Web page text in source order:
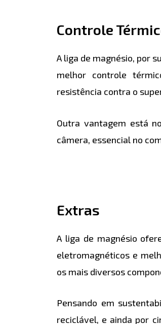
Controle
A liga de magnésio, por
melhor controle
resistência contra o
Outra vantagem está
câmera, essencial no
Extras
A liga de magnésio
eletromagnéticos e
os mais diversos
Pensando em
reciclável, e ainda por